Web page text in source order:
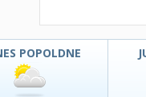
POPOLDNE